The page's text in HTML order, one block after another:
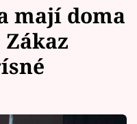
mají doma